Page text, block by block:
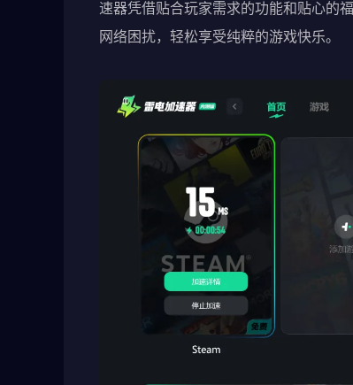
速器凭借贴合玩家需求的功能和贴心的
网络困扰，轻松享受纯粹的游戏快乐。